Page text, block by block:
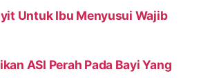
Untuk Ibu Menyusui Wajib
ASI Perah Pada Bayi Yang